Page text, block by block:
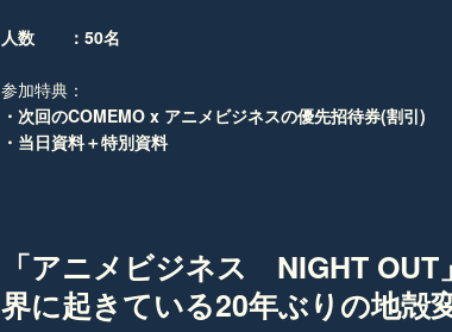
人数 ：50名
参加特典：
・次回のCOMEMO x アニメビジネスの優先招待券(割引)
・当日資料＋特別資料
「アニメビジネス NIGHT
界に起きている20年ぶりの地殻